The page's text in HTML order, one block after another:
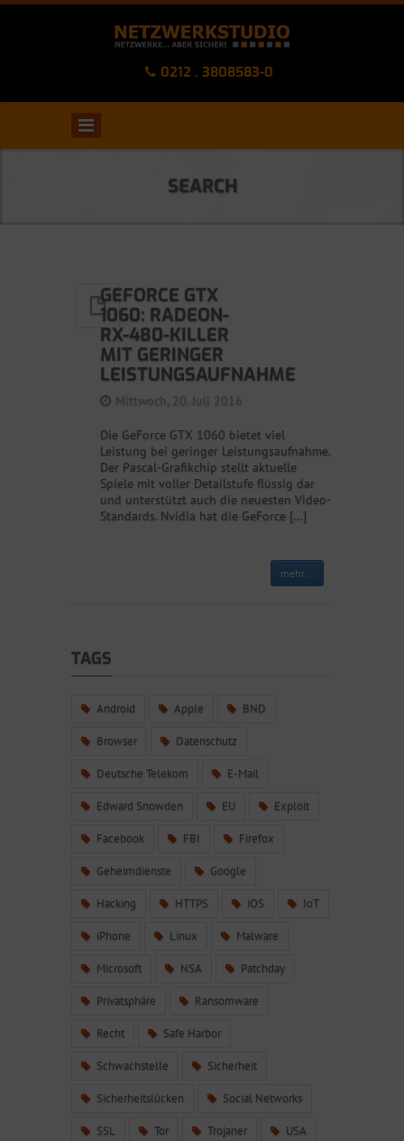
0212 . 3808583-0
SEARCH
GEFORCE GTX
1060: RADEON-
RX-480-KILLER
MIT GERINGER
LEISTUNGSAUFNAHME
Mittwoch, 20. Juli 2016
Die GeForce GTX 1060 bietet viel
Leistung bei geringer Leistungsaufnahme.
Der Pascal-Grafikchip stellt aktuelle
Spiele mit voller Detailstufe flüssig dar
und unterstützt auch die neuesten Video-
Standards. Nvidia hat die GeForce […]
mehr...
TAGS
Android Apple BND
Browser Datenschutz
Deutsche Telekom E-Mail
Edward Snowden EU Exploit
Facebook FBI Firefox
Geheimdienste Google
Hacking HTTPS iOS IoT
iPhone Linux Malware
Microsoft NSA Patchday
Privatsphäre Ransomware
Recht Safe Harbor
Schwachstelle Sicherheit
Sicherheitslücken Social Networks
SSL Tor Trojaner USA